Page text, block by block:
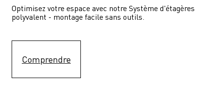
Optimisez votre espace avec notre Système d'étagères
polyvalent - montage facile sans outils.
Comprendre